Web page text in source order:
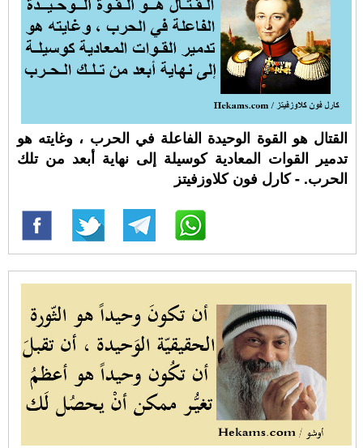
القتال هو القوة الوحيدة الفاعلة في الحرب ، وغايته هو
تدمير القوات المعادية كوسيلة إلى نهاية أبعد من تلك
الحرب. - كارل فون كلاوزفيتز